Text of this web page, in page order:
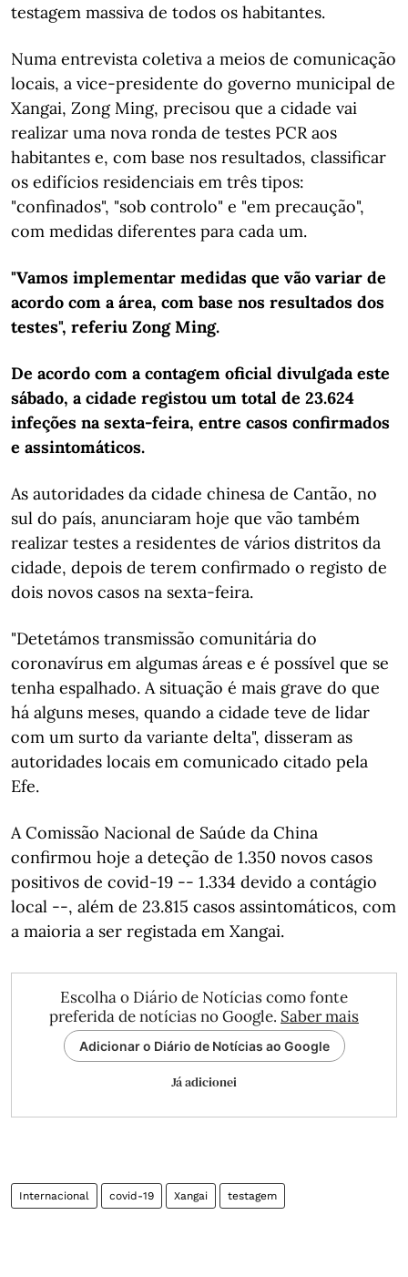
testagem massiva de todos os habitantes.
Numa entrevista coletiva a meios de comunicação
locais, a vice-presidente do governo municipal de
Xangai, Zong Ming, precisou que a cidade vai
realizar uma nova ronda de testes PCR aos
habitantes e, com base nos resultados, classificar
os edifícios residenciais em três tipos:
"confinados", "sob controlo" e "em precaução",
com medidas diferentes para cada um.
"Vamos implementar medidas que vão variar de
acordo com a área, com base nos resultados dos
testes", referiu Zong Ming.
De acordo com a contagem oficial divulgada este
sábado, a cidade registou um total de 23.624
infeções na sexta-feira, entre casos confirmados
e assintomáticos.
As autoridades da cidade chinesa de Cantão, no
sul do país, anunciaram hoje que vão também
realizar testes a residentes de vários distritos da
cidade, depois de terem confirmado o registo de
dois novos casos na sexta-feira.
"Detetámos transmissão comunitária do
coronavírus em algumas áreas e é possível que se
tenha espalhado. A situação é mais grave do que
há alguns meses, quando a cidade teve de lidar
com um surto da variante delta", disseram as
autoridades locais em comunicado citado pela
Efe.
A Comissão Nacional de Saúde da China
confirmou hoje a deteção de 1.350 novos casos
positivos de covid-19 -- 1.334 devido a contágio
local --, além de 23.815 casos assintomáticos, com
a maioria a ser registada em Xangai.
Escolha o Diário de Notícias como fonte
preferida de notícias no Google. Saber mais
Adicionar o Diário de Notícias ao Google
Já adicionei
Internacional covid-19 Xangai testagem